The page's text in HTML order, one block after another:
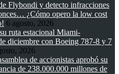
Flybondi y detecto infracciones
¿Cómo opero la low cost
6 agosto, 2026
ruta estacional Miami-
diciembre con Boeing 787-8 y 7
2026
de accionistas aprobó su
de 238.000.000 millones de